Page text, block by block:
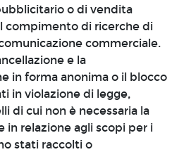
o di vendita
compimento di ricerche di
commerciale.
e la
in forma anonima o il blocco
in violazione di legge,
di cui non è necessaria la
in relazione agli scopi per i
stati raccolti o